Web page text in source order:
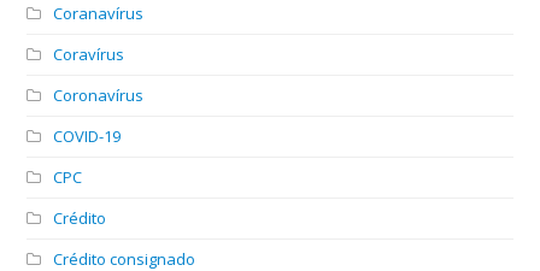
Coranavírus
Coravírus
Coronavírus
COVID-19
CPC
Crédito
Crédito consignado